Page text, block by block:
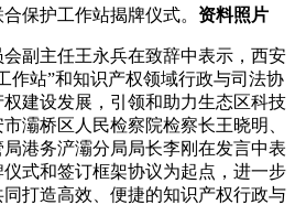
保护工作站揭牌仪式。 资料照片
副主任王永兵在致辞中表示，西安
作站”和知识产权领域行政与司法协
建设发展，引领和助力生态区科技
灞桥区人民检察院检察长王晓明、
港务浐灞分局局长李刚在发言中表
式和签订框架协议为起点，进一步
打造高效、便捷的知识产权行政与